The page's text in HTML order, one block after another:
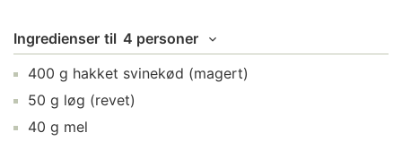
Ingredienser til 4 personer
400 g hakket svinekød (magert)
50 g løg (revet)
40 g mel